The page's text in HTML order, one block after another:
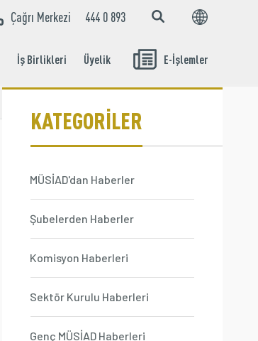
Çağrı Merkezi 444 0 893
İş Birlikleri Üyelik E-İşlemler
Aidat Ödeme
KATEGORİLER
MÜSİAD'dan Haberler
Şubelerden Haberler
Komisyon Haberleri
Sektör Kurulu Haberleri
Genç MÜSİAD Haberleri